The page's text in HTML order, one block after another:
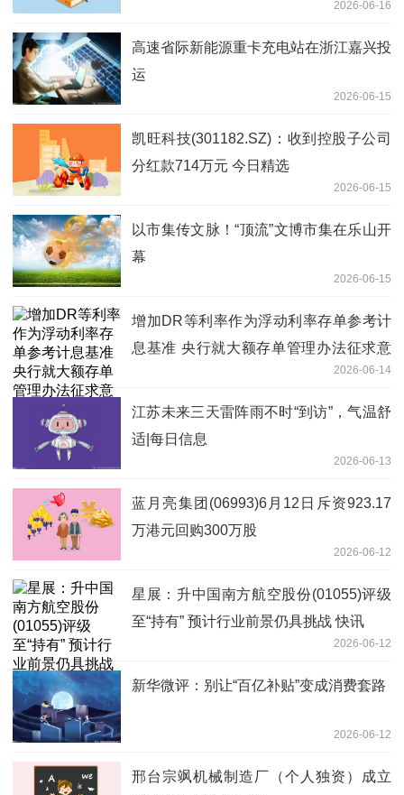
2026-06-16
高速省际新能源重卡充电站在浙江嘉兴投
运
2026-06-15
凯旺科技(301182.SZ)：收到控股子公司
分红款714万元 今日精选
2026-06-15
以市集传文脉！“顶流”文博市集在乐山开
幕
2026-06-15
增加DR等利率作为浮动利率存单参考计
息基准 央行就大额存单管理办法征求意
2026-06-14
江苏未来三天雷阵雨不时“到访”，气温舒
适|每日信息
2026-06-13
蓝月亮集团(06993)6月12日斥资923.17
万港元回购300万股
2026-06-12
星展：升中国南方航空股份(01055)评级
至“持有” 预计行业前景仍具挑战 快讯
2026-06-12
新华微评：别让“百亿补贴”变成消费套路
2026-06-12
邢台宗飒机械制造厂（个人独资）成立